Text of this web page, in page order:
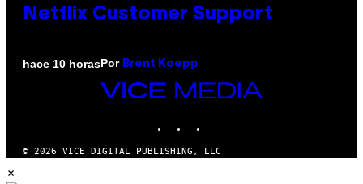
Netflix Customer Support
hace 10 horasPor Brent Koepp
VICE
© 2026 VICE DIGITAL PUBLISHING, LLC
×